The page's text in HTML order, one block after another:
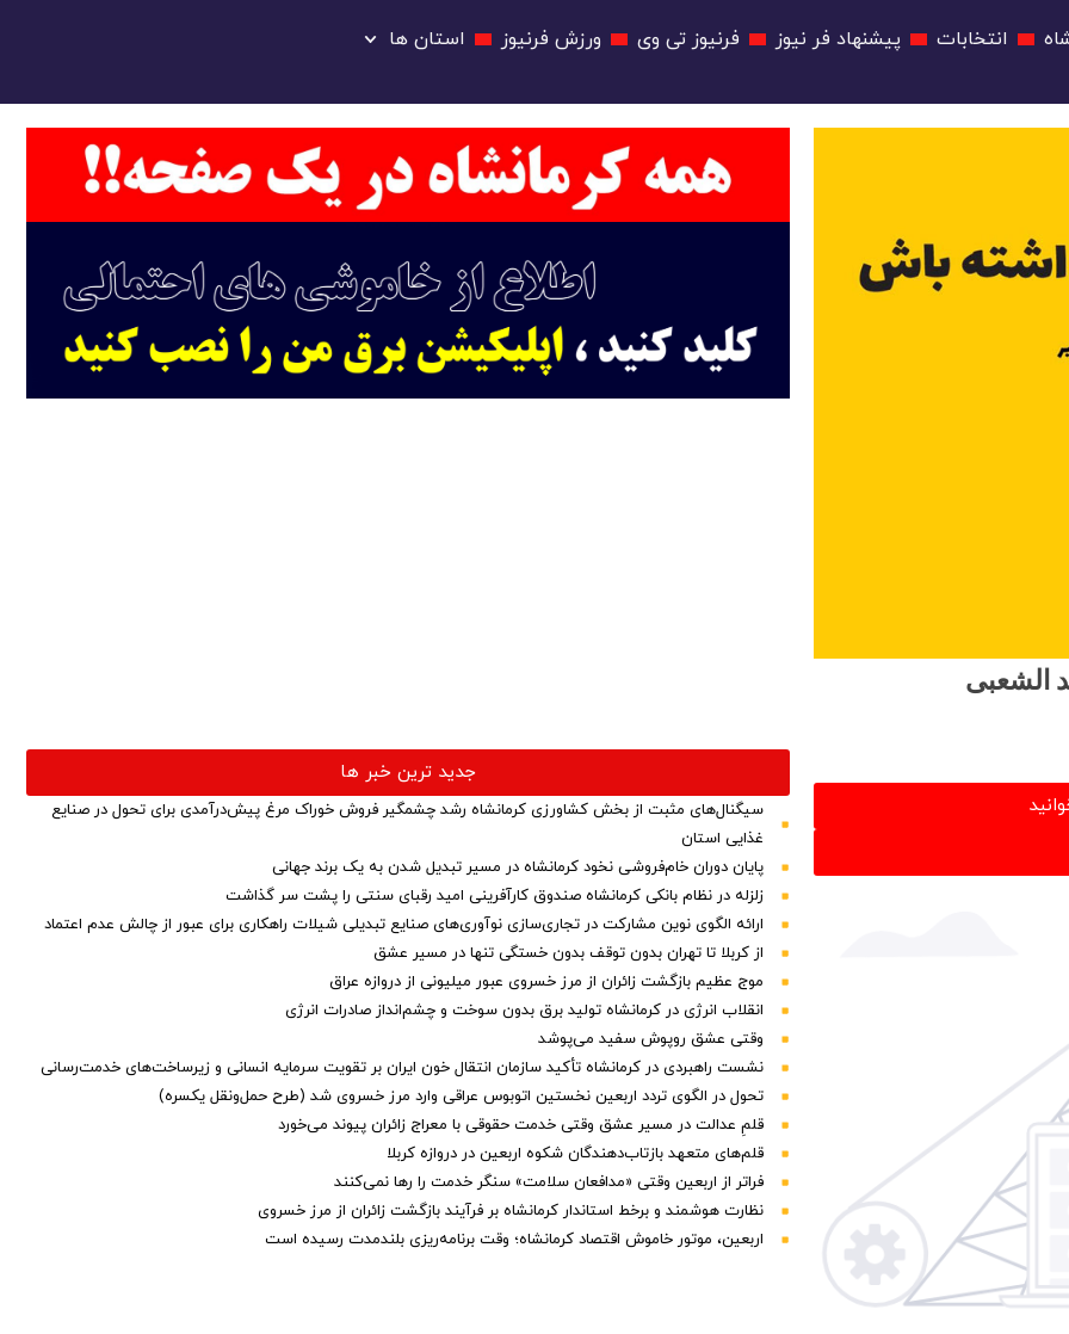
انتخابات پیشنهاد فر نیوز فرنیوز تی وی ورزش فرنیوز استان ها
الشعبی
جدید ترین خبر ها
سیگنال‌های مثبت از بخش کشاورزی کرمانشاه رشد چشمگیر فروش خوراک مرغ پیش‌درآمدی برای تحول در صنایع
غذایی استان
پایان دوران خام‌فروشی نخود کرمانشاه در مسیر تبدیل شدن به یک برند جهانی
زلزله در نظام بانکی کرمانشاه صندوق کارآفرینی امید رقبای سنتی را پشت سر گذاشت
ارائه الگوی نوین مشارکت در تجاری‌سازی نوآوری‌های صنایع تبدیلی شیلات راهکاری برای عبور از چالش عدم اعتماد
از کربلا تا تهران بدون توقف بدون خستگی تنها در مسیر عشق
موج عظیم بازگشت زائران از مرز خسروی عبور میلیونی از دروازه عراق
انقلاب انرژی در کرمانشاه تولید برق بدون سوخت و چشم‌انداز صادرات انرژی
وقتی عشق روپوش سفید می‌پوشد
نشست راهبردی در کرمانشاه تأکید سازمان انتقال خون ایران بر تقویت سرمایه انسانی و زیرساخت‌های خدمت‌رسانی
تحول در الگوی تردد اربعین نخستین اتوبوس عراقی وارد مرز خسروی شد (طرح حمل‌ونقل یکسره)
قلمِ عدالت در مسیر عشق وقتی خدمت حقوقی با معراج زائران پیوند می‌خورد
قلم‌های متعهد بازتاب‌دهندگان شکوه اربعین در دروازه کربلا
فراتر از اربعین وقتی «مدافعان سلامت» سنگر خدمت را رها نمی‌کنند
نظارت هوشمند و برخط استاندار کرمانشاه بر فرآیند بازگشت زائران از مرز خسروی
اربعین، موتور خاموش اقتصاد کرمانشاه؛ وقت برنامه‌ریزی بلندمدت رسیده است